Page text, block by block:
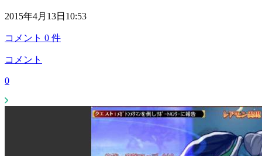
2015年4月13日10:53
コメント 0 件
コメント
0